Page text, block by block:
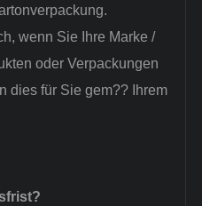
wenn Sie Ihre Marke /
oder Verpackungen
dies für Sie gem?? Ihrem